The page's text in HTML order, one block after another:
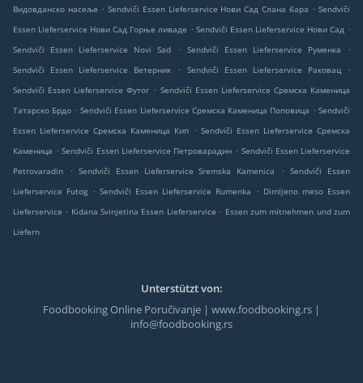
Видовданско насеље . Sendviči Essen Lieferservice Нови Сад Слана бара . Sendviči
Essen Lieferservice Нови Сад Горње ливаде . Sendviči Essen Lieferservice Нови Сад .
Sendviči Essen Lieferservice Novi Sad
. Sendviči Essen Lieferservice Руменка
.
Sendviči Essen Lieferservice Ветерник
. Sendviči Essen Lieferservice Раковац
.
Sendviči Essen Lieferservice Футог . Sendviči Essen Lieferservice Сремска Каменица
Татарско Брдо . Sendviči Essen Lieferservice Сремска Каменица Поповица . Sendviči
Essen Lieferservice Сремска Каменица Кип . Sendviči Essen Lieferservice Сремска
Каменица . Sendviči Essen Lieferservice Петроварадин . Sendviči Essen Lieferservice
Petrovaradin
. Sendviči Essen Lieferservice Sremska Kamenica . Sendviči Essen
Lieferservice Futog . Sendviči Essen Lieferservice Rumenka . Dimljeno meso Essen
Lieferservice . Kidana Svinjetina Essen Lieferservice . Essen zum mitnehmen und zum
Liefern
Unterstützt von:
Foodbooking Online Poručivanje | www.foodbooking.rs |
info@foodbooking.rs